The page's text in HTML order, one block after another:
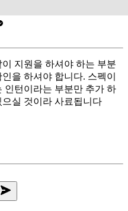
지원을 하셔야 하는 부분
을 하셔야 합니다. 스펙이
인턴이라는 부분만 추가 하
실 것이라 사료됩니다